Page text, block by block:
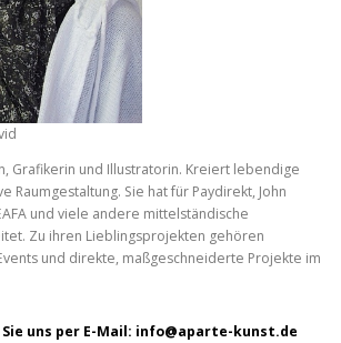
Grafikerin und Illustratorin. Kreiert lebendige
Raumgestaltung. Sie hat für Paydirekt, John
und viele andere mittelständische
Zu ihren Lieblingsprojekten gehören
und direkte, maßgeschneiderte Projekte im
uns per E-Mail: info@aparte-kunst.de